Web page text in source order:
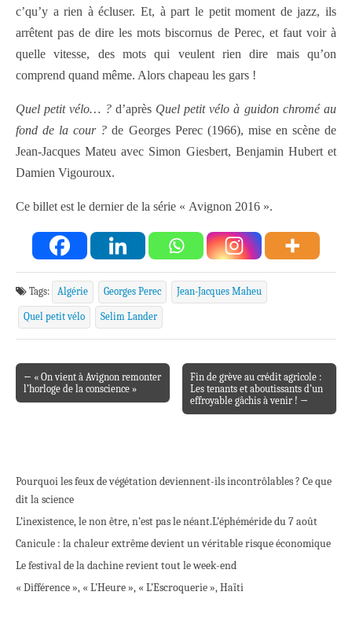
c’qu’y a rien à écluser. Et, à part le petit moment de jazz, ils
arrêtent pas de dire les mots biscornus de Perec, et faut voir à
quelle vitesse, des mots qui veulent rien dire mais qu’on
comprend quand même. Alors chapeau les gars !
Quel petit vélo… ?d’après Quel petit vélo à guidon chromé au
fond de la cour ? de Georges Perec (1966), mise en scène de
Jean-Jacques Mateu avec Simon Giesbert, Benjamin Hubert et
Damien Vigouroux.
Ce billet est le dernier de la série « Avignon 2016 ».
Tags: Algérie Georges Perec Jean-Jacques Maheu
Quel petit vélo Selim Lander
Post navigation
← « On vient à Avignon remonter
l’horloge de la conscience »
Fin de grève au crédit agricole :
Les tenants et aboutissants d’un
effroyable gâchis à venir ! →
Pourquoi les feux de végétation deviennent-ils incontrôlables ? Ce que
dit la science
L’inexistence, le non être, n’est pas le néant.L’éphéméride du 7 août
Canicule : la chaleur extrême devient un véritable risque économique
Le festival de la dachine revient tout le week-end
« Différence », « L’Heure », « L’Escroquerie », Haïti